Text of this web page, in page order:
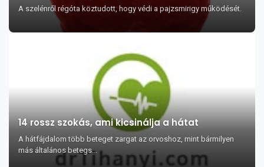
A szelénről régóta köztudott, hogy védi a pajzsmirigy működését.
14 rossz szokás, ami kicsinálja a hátat
A hátfájdalom több beteget zargat az orvoshoz, mint bármilyen
más általános betegs...